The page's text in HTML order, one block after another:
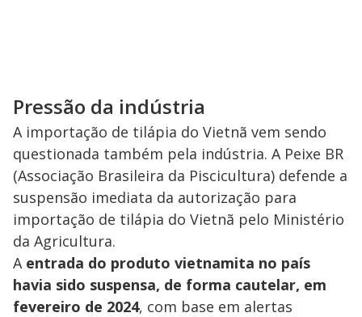
Pressão da indústria
A importação de tilápia do Vietnã vem sendo
questionada também pela indústria. A Peixe BR
(Associação Brasileira da Piscicultura) defende a
suspensão imediata da autorização para
importação de tilápia do Vietnã pelo Ministério
da Agricultura.
A entrada do produto vietnamita no país
havia sido suspensa, de forma cautelar, em
fevereiro de 2024, com base em alertas